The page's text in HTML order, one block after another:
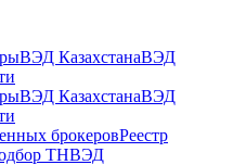
ВЭД КазахстанаВЭД
ВЭД КазахстанаВЭД
брокеровРеестр
ТНВЭД